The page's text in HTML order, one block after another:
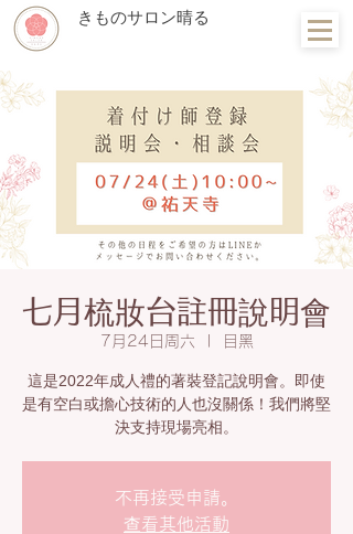
きものサロン晴る
七月梳妝台註冊說明會
7月24日周六 目黑
這是2022年成人禮的著裝登記說明會。即使
是有空白或擔心技術的人也沒關係！我們將堅
決支持現場亮相。
不再接受申請。
查看其他活動